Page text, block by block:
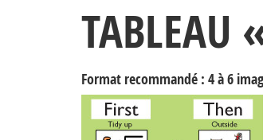
TABLEAU
Format recommandé : 4 à 6